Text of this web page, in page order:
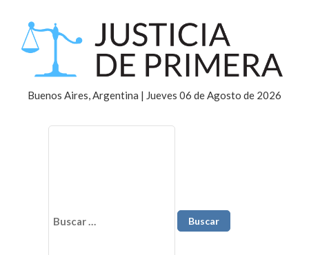
Buenos Aires, Argentina | Jueves 06 de Agosto de 2026